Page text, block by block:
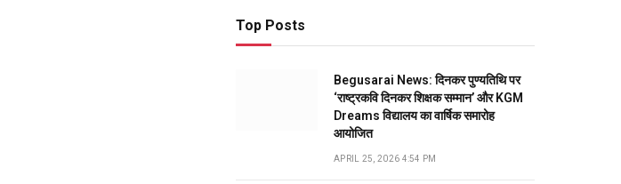
Top Posts
Begusarai News: दिनकर पुण्यतिथि पर
‘राष्ट्रकवि दिनकर शिक्षक सम्मान’ और KGM
Dreams विद्यालय का वार्षिक समारोह
आयोजित
APRIL 25, 2026 4:54 PM